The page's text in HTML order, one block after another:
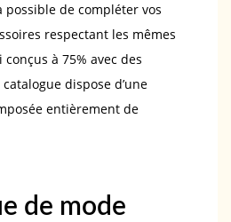
possible de compléter vos
respectant les mêmes
à 75% avec des
dispose d’une
entièrement de
de mode